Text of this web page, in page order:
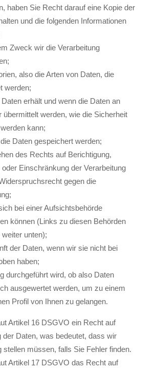
haben Sie Recht darauf eine Kopie der
und die folgenden Informationen
Zweck wir die Verarbeitung
also die Arten von Daten, die
werden;
erhält und wenn die Daten an
übermittelt werden, wie die Sicherheit
kann;
Daten gespeichert werden;
des Rechts auf Berichtigung,
oder Einschränkung der Verarbeitung
gegen die
bei einer Aufsichtsbehörde
können (Links zu diesen Behörden
unten);
der Daten, wenn wir sie nicht bei
haben;
durchgeführt wird, ob also Daten
ausgewertet werden, um zu einem
Profil von Ihnen zu gelangen.
Artikel 16 DSGVO ein Recht auf
der Daten, was bedeutet, dass wir
stellen müssen, falls Sie Fehler finden.
Artikel 17 DSGVO das Recht auf